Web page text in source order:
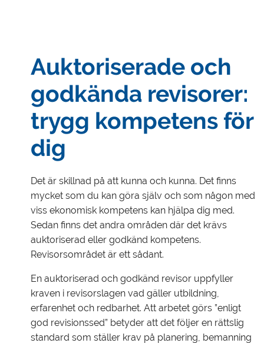
Auktoriserade och
godkända revisorer:
trygg kompetens för
dig
Det är skillnad på att kunna och kunna. Det finns
mycket som du kan göra själv och som någon med
viss ekonomisk kompetens kan hjälpa dig med.
Sedan finns det andra områden där det krävs
auktoriserad eller godkänd kompetens.
Revisorsområdet är ett sådant.
En auktoriserad och godkänd revisor uppfyller
kraven i revisorslagen vad gäller utbildning,
erfarenhet och redbarhet. Att arbetet görs ”enligt
god revisionssed” betyder att det följer en rättslig
standard som ställer krav på planering, bemanning